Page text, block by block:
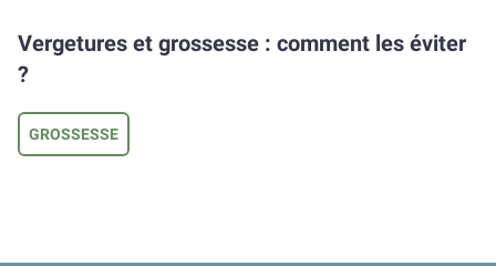
Vergetures et grossesse : comment les éviter
?
GROSSESSE